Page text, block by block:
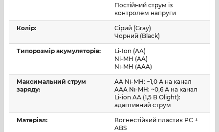
і спрямовуються в окремий відсік. Це
зменшує ризик «змішування» справних і проблемних
акумуляторів.
3) Організоване зберігання
Передбачені окремі відсіки дляAAта
заряджених елементів,
щоб вони завжди були під рукою й у порядку.
Зручність користування та керування
отримує великий
Постійний струм із
контролем напруги
Колір:
Сірий (Gray)
Чорний (Black)
Типорозмір акумуляторів:
Li-Ion (AA)
Ni-MH (AA)
Ni-MH (AAA)
Максимальний струм
заряду:
AA Ni-MH: ~1,0 А на канал
AAA Ni-MH: ~0,6 А на канал
Li-ion AA (1,5 В Olight):
адаптивний струм
Матеріал:
Вогнестійкий пластик PC +
ABS